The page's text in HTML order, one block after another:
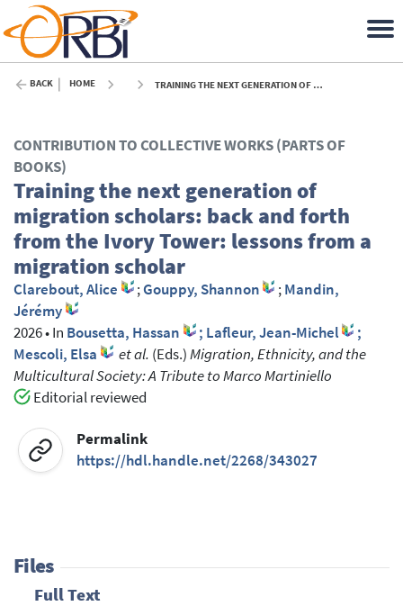
BACK HOME TRAINING THE NEXT GENERATION OF MIGRATION SCHOLARS: BACK AND FORTH FROM THE IVORY TOWER: LESSONS FROM A MIGRATION SCHOLAR - 2026
CONTRIBUTION TO COLLECTIVE WORKS (PARTS OF
BOOKS)
Training the next generation of
migration scholars: back and forth
from the Ivory Tower: lessons from a
migration scholar
Clarebout, Alice ;Gouppy, Shannon ;Mandin,
Jérémy
2026•In Bousetta, Hassan ; Lafleur, Jean-Michel
;
Mescoli, Elsa
et al. (Eds.)Migration, Ethnicity, and the
Multicultural Society: A Tribute to Marco Martiniello
Editorial reviewed
Permalink
https://hdl.handle.net/2268/343027
Files
Full Text